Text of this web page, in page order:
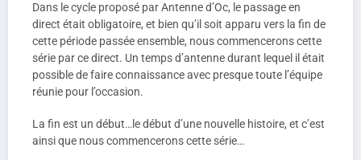
Dans le cycle proposé par Antenne d’Oc, le passage en
direct était obligatoire, et bien qu’il soit apparu vers la fin de
cette période passée ensemble, nous commencerons cette
série par ce direct. Un temps d’antenne durant lequel il était
possible de faire connaissance avec presque toute l’équipe
réunie pour l’occasion.
La fin est un début…le début d’une nouvelle histoire, et c’est
ainsi que nous commencerons cette série…